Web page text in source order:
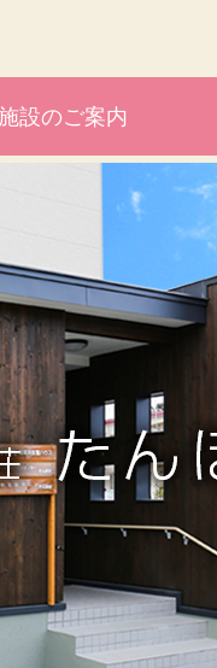
設のご案内